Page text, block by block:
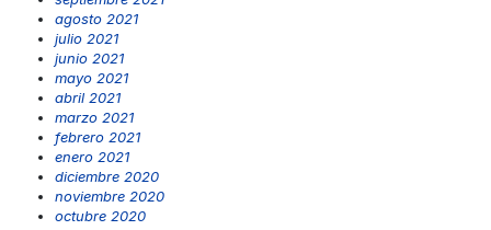
agosto 2021
julio 2021
junio 2021
mayo 2021
abril 2021
marzo 2021
febrero 2021
enero 2021
diciembre 2020
noviembre 2020
octubre 2020